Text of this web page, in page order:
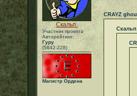
Скальп.
Участник проекта
Авторейтинг:
Гуру
(5842-228)
Магистр Ордена
CRAYZ